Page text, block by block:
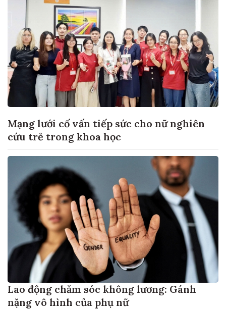
Mạng lưới cố vấn tiếp sức cho nữ nghiên
cứu trẻ trong khoa học
Lao động chăm sóc không lương: Gánh
nặng vô hình của phụ nữ